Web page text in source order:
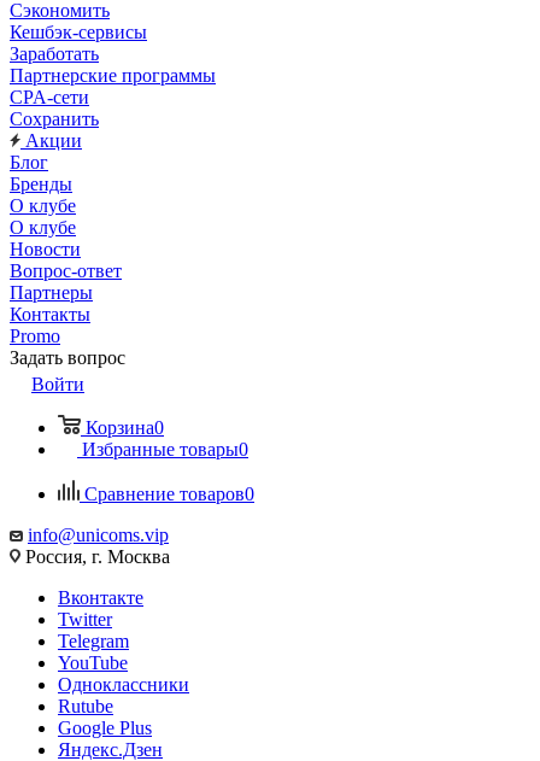
Сэкономить
Кешбэк-сервисы
Заработать
Партнерские программы
CPA-сети
Сохранить
Акции
Блог
Бренды
О клубе
О клубе
Новости
Вопрос-ответ
Партнеры
Контакты
Promo
Задать вопрос
Войти
Корзина0
Избранные товары0
Сравнение товаров0
info@unicoms.vip
Россия, г. Москва
Вконтакте
Twitter
Telegram
YouTube
Одноклассники
Rutube
Google Plus
Яндекс.Дзен